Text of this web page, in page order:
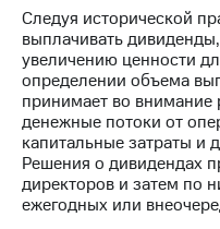
Контакты
Новости
в
регионе
и акционерам
Корпоративное
управление
Следуя исторической
выплачивать
увеличению ценности
определении объема
принимает во внимание
денежные потоки от
капитальные затраты
Решения о дивидендах
директоров и затем по
ежегодных или